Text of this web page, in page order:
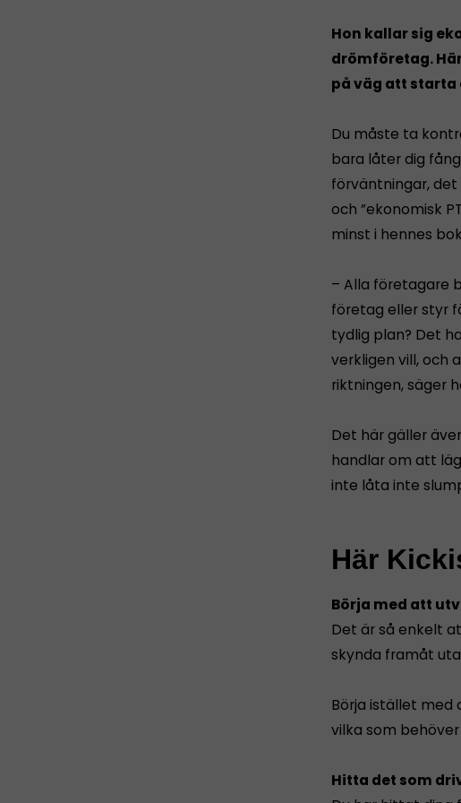
Hon kallar sig
drömföretag.
på väg att starta
Du måste ta
bara låter dig
förväntningar, det
och ”ekonomisk
minst i hennes
– Alla företagare
företag eller styr
tydlig plan? Det
verkligen vill, och
riktningen, säger
Det här gäller
handlar om att
inte låta inte
Här
Börja med att
Det är så enkelt
skynda framåt
Börja istället med
vilka som
Hitta det som